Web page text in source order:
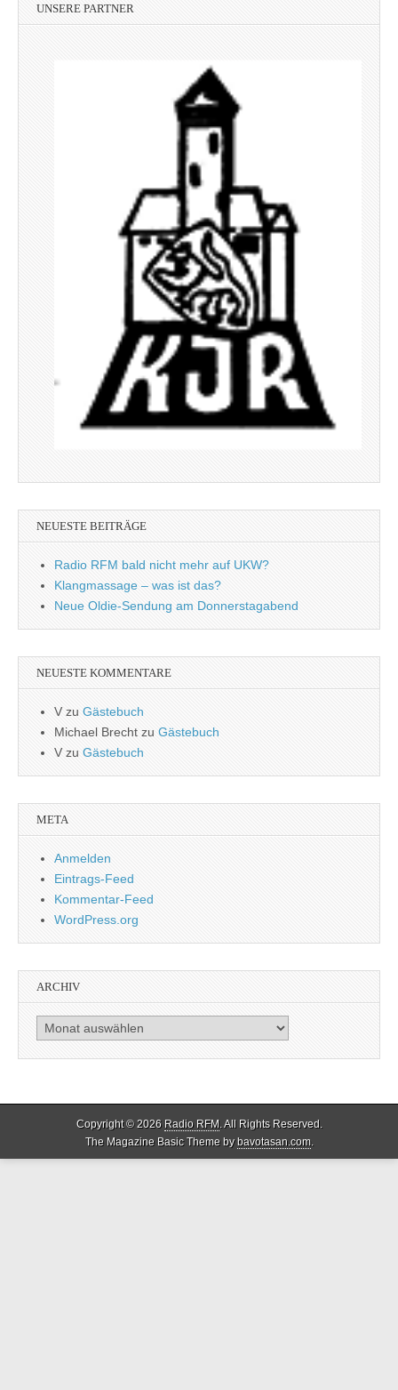
UNSERE PARTNER
NEUESTE BEITRÄGE
Radio RFM bald nicht mehr auf UKW?
Klangmassage – was ist das?
Neue Oldie-Sendung am Donnerstagabend
NEUESTE KOMMENTARE
V zu Gästebuch
Michael Brecht zu Gästebuch
Vzu Gästebuch
META
Anmelden
Eintrags-Feed
Kommentar-Feed
WordPress.org
ARCHIV
Archiv
Copyright © 2026 Radio RFM. All Rights Reserved.
The Magazine Basic Theme bybavotasan.com.